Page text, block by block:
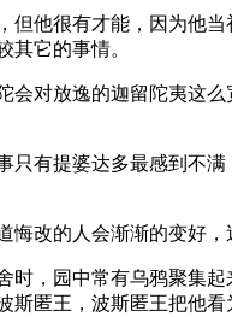
他很有才能，因为他当
其它的事情。
对放逸的迦留陀夷这么
有提婆达多最感到不满
改的人会渐渐的变好，
，园中常有乌鸦聚集起
斯匿王，波斯匿王把他